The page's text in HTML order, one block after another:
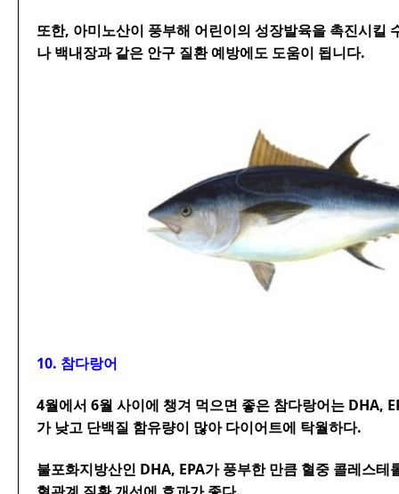
또한, 아미노산이 풍부해 어린이의 성장발육을 촉진시킬
나 백내장과 같은 안구 질환 예방에도 도움이 됩니다.
10. 참다랑어
4월에서 6월 사이에 챙겨 먹으면 좋은 참다랑어는 DHA,
가 낮고 단백질 함유량이 많아 다이어트에 탁월하다.
불포화지방산인 DHA, EPA가 풍부한 만큼 혈중 콜레스테